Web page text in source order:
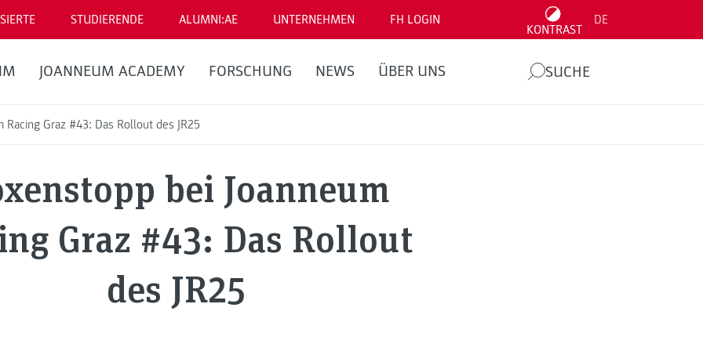
STUDIERENDE ALUMNI:AE UNTERNEHMEN FH LOGIN
KONTRAST
DE
JOANNEUM ACADEMY FORSCHUNG NEWS ÜBER UNS SUCHE
Racing Graz #43: Das Rollout des JR25
bei Joanneum
Graz #43: Das Rollout
des JR25